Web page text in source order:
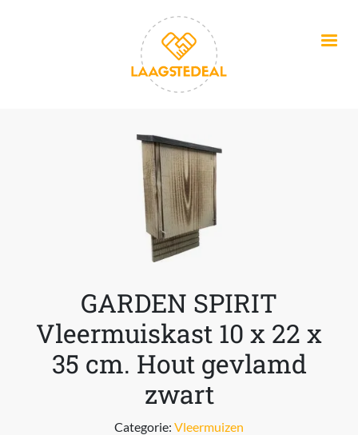
GARDEN SPIRIT
Vleermuiskast 10 x 22 x
35 cm. Hout gevlamd
zwart
Categorie: Vleermuizen